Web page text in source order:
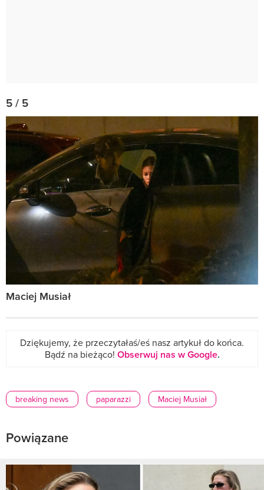
5 / 5
Maciej Musiał
Dziękujemy, że przeczytałaś/eś nasz artykuł do końca.
Bądź na bieżąco! Obserwuj nas w Google.
breaking news paparazzi Maciej Musiał
Powiązane